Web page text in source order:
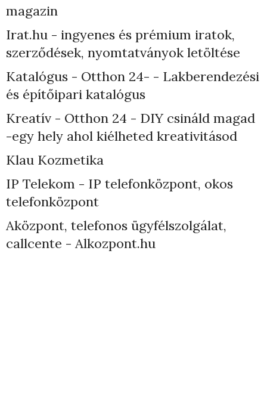
magazin
Irat.hu - ingyenes és prémium iratok,
szerződések, nyomtatványok letöltése
Katalógus - Otthon 24- - Lakberendezési
és építőipari katalógus
Kreatív - Otthon 24 - DIY csináld magad
-egy hely ahol kiélheted kreativitásod
Klau Kozmetika
IP Telekom - IP telefonközpont, okos
telefonközpont
Aközpont, telefonos ügyfélszolgálat,
callcente - Alkozpont.hu